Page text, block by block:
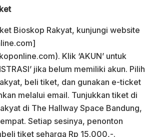
Bioskop Rakyat, kunjungi website
Klik ‘AKUN’ untuk
jika belum memiliki akun. Pilih
beli tiket, dan gunakan e-ticket
melalui email. Tunjukkan tiket di
di The Hallway Space Bandung,
Setiap sesinya, penonton
tiket seharga Rp 15.000,-.